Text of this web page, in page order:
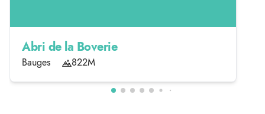
Abri de la Boverie
Bauges 822M